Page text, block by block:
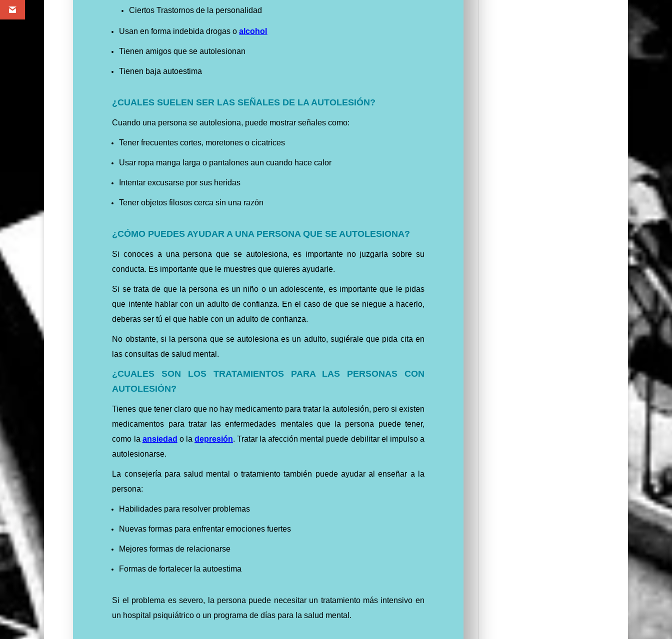
CiertosTrastornos de la personalidad
Usan en forma indebidadrogas oalcohol
Tienen amigos que se autolesionan
Tienen baja autoestima
¿CUALES SUELEN SER LAS SEÑALES DE LA AUTOLESIÓN?
Cuando una persona se autolesiona, puede mostrar señales como:
Tener frecuentes cortes, moretones o cicatrices
Usar ropa manga larga o pantalones aun cuando hace calor
Intentar excusarse por sus heridas
Tener objetos filosos cerca sin una razón
¿CÓMO PUEDES AYUDAR A UNA PERSONA QUE SE AUTOLESIONA?
Si conoces a una persona que se autolesiona, es importante no juzgarla sobre su
conducta. Es importante que le muestres quequieres ayudarle.
Si se trata de que la persona es un niño o un adolescente, es importante que le pidas
que intente hablar con un adulto de confianza. En el caso de que se niegue a hacerlo,
deberas ser tú el que hable con un adulto de confianza.
No obstante, si la persona que se autolesiona es un adulto, sugiérale que pida cita en
las consultas de salud mental.
¿CUALES SON LOS TRATAMIENTOS PARA LAS PERSONAS CON
AUTOLESIÓN?
Tienes que tener claro que no hay medicamento para tratar la autolesión, pero si existen
medicamentos para tratar las enfermedades mentales que la persona puede tener,
como la ansiedad o la depresión. Tratar la afección mental puede debilitar el impulso a
autolesionarse.
La consejería para salud mental o tratamiento también puede ayudar al enseñar a la
persona:
Habilidades para resolver problemas
Nuevas formas para enfrentar emociones fuertes
Mejores formas de relacionarse
Formas de fortalecer la autoestima
Si el problema es severo, la persona puede necesitar un tratamiento más intensivo en
un hospital psiquiátrico o un programa de días para la salud mental.